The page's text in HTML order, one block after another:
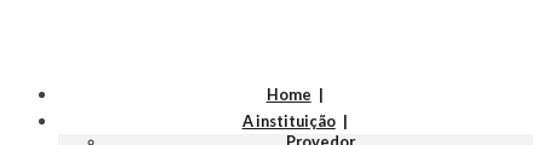
Home
A instituição